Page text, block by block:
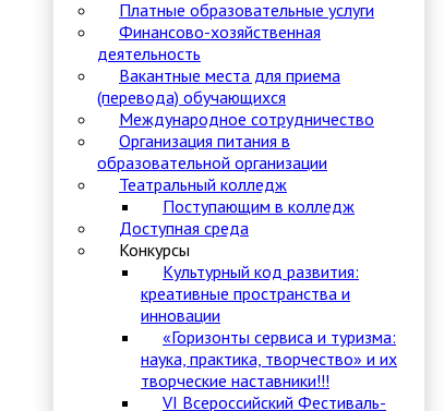
Платные образовательные услуги
Финансово-хозяйственная
деятельность
Вакантные места для приема
(перевода) обучающихся
Международное сотрудничество
Организация питания в
образовательной организации
Театральный колледж
Поступающим в колледж
Доступная среда
Конкурсы
Культурный код развития:
креативные пространства и
инновации
«Горизонты сервиса и туризма:
наука, практика, творчество» и их
творческие наставники!!!
VI Всероссийский Фестиваль-